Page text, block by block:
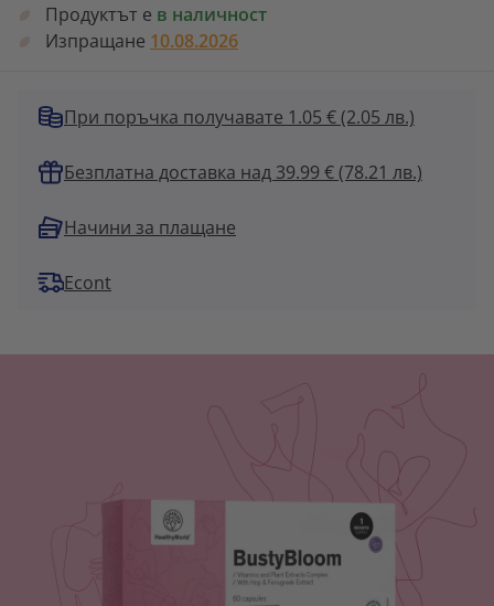
Продуктът е в наличност
Изпращане 10.08.2026
При поръчка получавате 1.05 €(2.05 лв.)
Безплатна доставка над 39.99 € (78.21 лв.)
Начини за плащане
Econt